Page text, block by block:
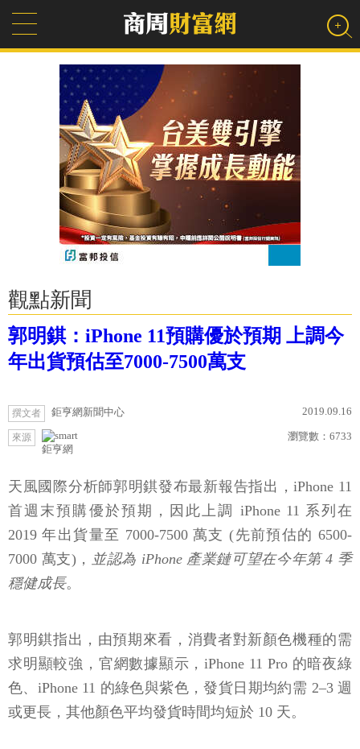
觀點新聞
郭明錤：iPhone 11預購優於預期 上調今
年出貨預估至7000-7500萬支
撰文者 鉅亨網新聞中心 2019.09.16
來源
鉅亨網
瀏覽數： 6733
天風國際分析師郭明錤發布最新報告指出，iPhone 11
首週末預購優於預期，因此上調 iPhone 11 系列在
2019 年出貨量至 7000-7500 萬支 (先前預估的 6500-
7000 萬支)， 並認為 iPhone 產業鏈可望在今年第 4 季
穩健成長。
郭明錤指出，由預期來看，消費者對新顏色機種的需
求明顯較強，官網數據顯示，iPhone 11 Pro 的暗夜綠
色、iPhone 11 的綠色與紫色，發貨日期均約需 2–3 週
或更長，其他顏色平均發貨時間均短於 10 天。